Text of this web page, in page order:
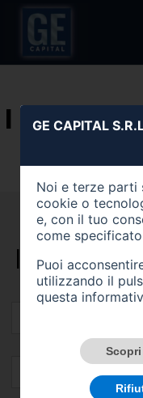
I NOSTRI
GE CAPITAL
Noi e terze parti
cookie o
e, con il tuo
come
Puoi
utilizzando il
questa